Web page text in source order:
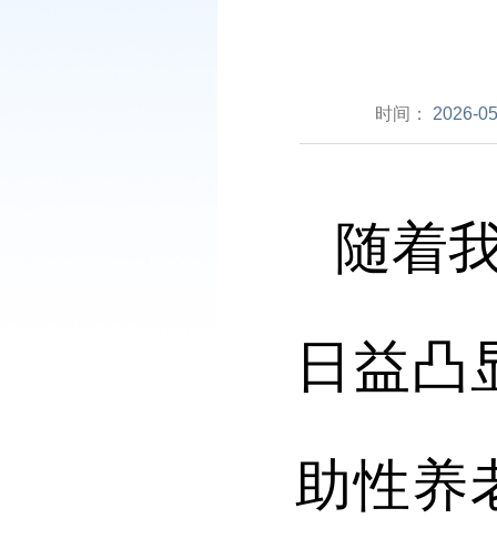
时间： 2026-
随着
日益凸
助性养